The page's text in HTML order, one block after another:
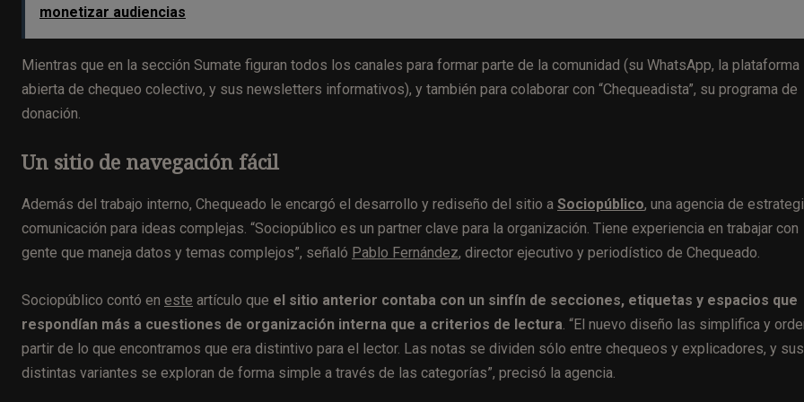
monetizar audiencias
Mientras que en la sección Sumate figuran todos los canales para formar parte de la comunidad (su WhatsApp, la plataforma
abierta de chequeo colectivo, y sus newsletters informativos), y también para colaborar con “Chequeadista”, su programa de
donación.
Un sitio de navegación fácil
Además del trabajo interno, Chequeado le encargó el desarrollo y rediseño del sitio a Sociopúblico, una agencia de
comunicación para ideas complejas. “Sociopúblico es un partner clave para la organización. Tiene experiencia en trabajar con
gente que maneja datos y temas complejos”, señaló Pablo Fernández, director ejecutivo y periodístico de Chequeado.
Sociopúblico contó en este artículo que el sitio anterior contaba con un sinfín de secciones, etiquetas y espacios que
respondían más a cuestiones de organización interna que a criterios de lectura. “El nuevo diseño las simplifica y
partir de lo que encontramos que era distintivo para el lector. Las notas se dividen sólo entre chequeos y explicadores, y sus
distintas variantes se exploran de forma simple a través de las categorías”, precisó la agencia.